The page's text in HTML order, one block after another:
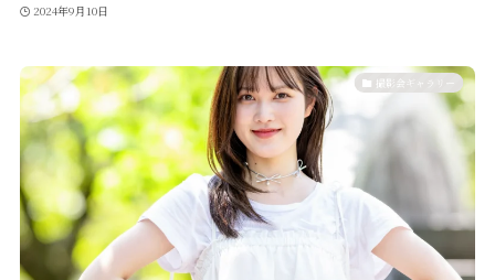
2024年9月10日
撮影会ギャラリー